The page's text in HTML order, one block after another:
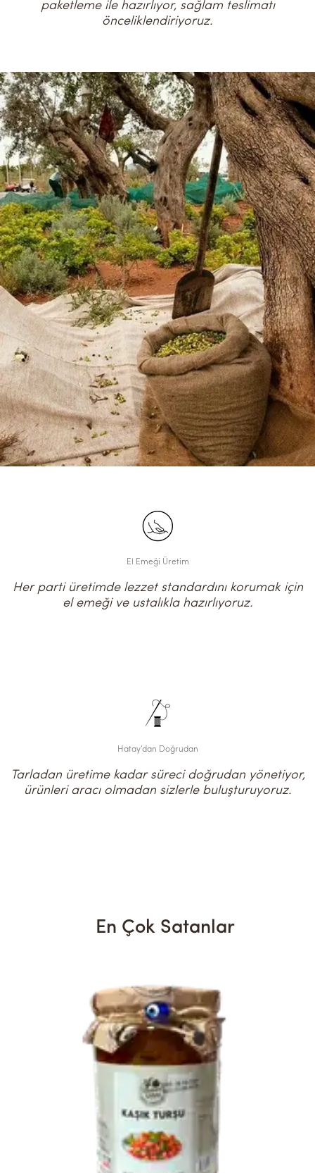
paketleme ile hazırlıyor, sağlam teslimatı
önceliklendiriyoruz.
El Emeği Üretim
Her parti üretimde lezzet standardını korumak için
el emeği ve ustalıkla hazırlıyoruz.
Hatay’dan Doğrudan
Tarladan üretime kadar süreci doğrudan yönetiyor,
ürünleri aracı olmadan sizlerle buluşturuyoruz.
En Çok Satanlar